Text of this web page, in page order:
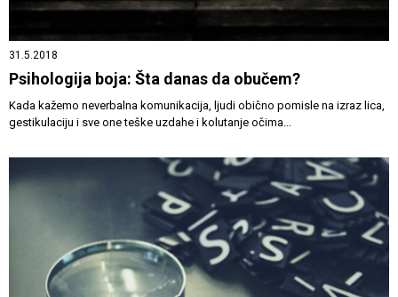
31.5.2018
Psihologija boja: Šta danas da obučem?
Kada kažemo neverbalna komunikacija, ljudi obično pomisle na izraz lica,
gestikulaciju i sve one teške uzdahe i kolutanje očima...